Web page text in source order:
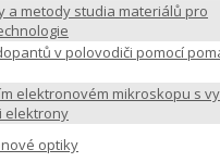
a metody studia materiálů pro
v polovodiči pomocí
elektronovém mikroskopu s
elektrony
optiky